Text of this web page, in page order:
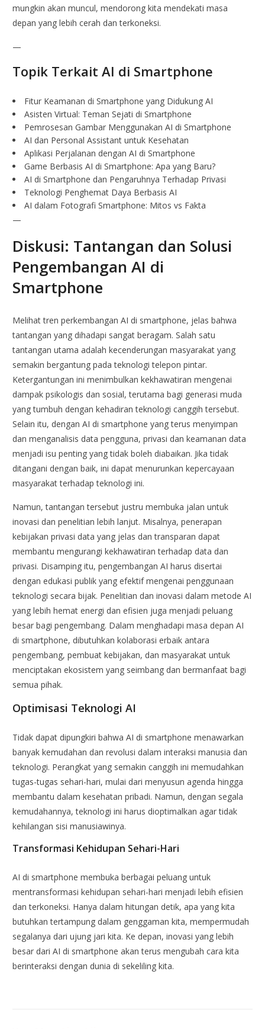
mungkin akan muncul, mendorong kita mendekati masa
depan yang lebih cerah dan terkoneksi.
—
Topik Terkait AI di Smartphone
Fitur Keamanan di Smartphone yang Didukung AI
Asisten Virtual: Teman Sejati di Smartphone
Pemrosesan Gambar Menggunakan AI di Smartphone
AI dan Personal Assistant untuk Kesehatan
Aplikasi Perjalanan dengan AI di Smartphone
Game Berbasis AI di Smartphone: Apa yang Baru?
AI di Smartphone dan Pengaruhnya Terhadap Privasi
Teknologi Penghemat Daya Berbasis AI
AI dalam Fotografi Smartphone: Mitos vs Fakta
—
Diskusi: Tantangan dan Solusi
Pengembangan AI di
Smartphone
Melihat tren perkembangan AI di smartphone, jelas bahwa
tantangan yang dihadapi sangat beragam. Salah satu
tantangan utama adalah kecenderungan masyarakat yang
semakin bergantung pada teknologi telepon pintar.
Ketergantungan ini menimbulkan kekhawatiran mengenai
dampak psikologis dan sosial, terutama bagi generasi muda
yang tumbuh dengan kehadiran teknologi canggih tersebut.
Selain itu, dengan AI di smartphone yang terus menyimpan
dan menganalisis data pengguna, privasi dan keamanan data
menjadi isu penting yang tidak boleh diabaikan. Jika tidak
ditangani dengan baik, ini dapat menurunkan kepercayaan
masyarakat terhadap teknologi ini.
Namun, tantangan tersebut justru membuka jalan untuk
inovasi dan penelitian lebih lanjut. Misalnya, penerapan
kebijakan privasi data yang jelas dan transparan dapat
membantu mengurangi kekhawatiran terhadap data dan
privasi. Disamping itu, pengembangan AI harus disertai
dengan edukasi publik yang efektif mengenai penggunaan
teknologi secara bijak. Penelitian dan inovasi dalam metode AI
yang lebih hemat energi dan efisien juga menjadi peluang
besar bagi pengembang. Dalam menghadapi masa depan AI
di smartphone, dibutuhkan kolaborasi erbaik antara
pengembang, pembuat kebijakan, dan masyarakat untuk
menciptakan ekosistem yang seimbang dan bermanfaat bagi
semua pihak.
Optimisasi Teknologi AI
Tidak dapat dipungkiri bahwa AI di smartphone menawarkan
banyak kemudahan dan revolusi dalam interaksi manusia dan
teknologi. Perangkat yang semakin canggih ini memudahkan
tugas-tugas sehari-hari, mulai dari menyusun agenda hingga
membantu dalam kesehatan pribadi. Namun, dengan segala
kemudahannya, teknologi ini harus dioptimalkan agar tidak
kehilangan sisi manusiawinya.
Transformasi Kehidupan Sehari-Hari
AI di smartphone membuka berbagai peluang untuk
mentransformasi kehidupan sehari-hari menjadi lebih efisien
dan terkoneksi. Hanya dalam hitungan detik, apa yang kita
butuhkan tertampung dalam genggaman kita, mempermudah
segalanya dari ujung jari kita. Ke depan, inovasi yang lebih
besar dari AI di smartphone akan terus mengubah cara kita
berinteraksi dengan dunia di sekeliling kita.